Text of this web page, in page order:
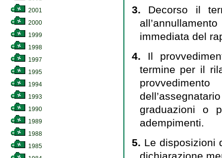
2001
2000
1999
1998
1997
1995
1994
1993
1990
1989
1988
1985
3. Decorso il
immediata del
4. Il
termine per il
graduazioni o
adempimenti.
5. Le disposizioni